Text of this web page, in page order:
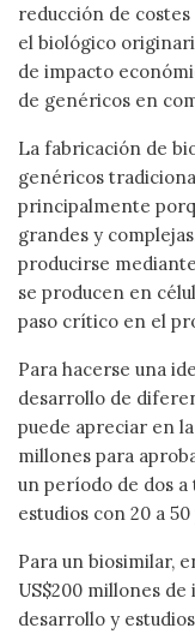
reducción de
el biológico
de impacto
de genéricos en
La fabricación de
genéricos
principalmente
grandes y
producirse
se producen en
paso crítico en el
Para hacerse una
desarrollo de
puede apreciar en
millones para
un período de dos
estudios con 20 a
Para un biosimilar,
US$200 millones
desarrollo y